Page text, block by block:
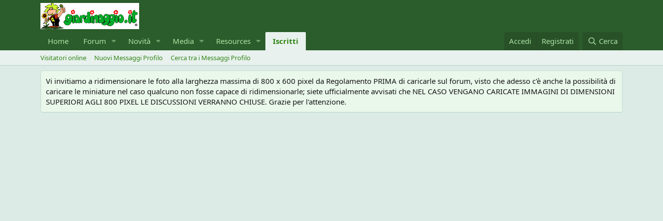
Home Forum Novità Media Resources Iscritti Accedi Registrati Cerca
Visitatori online Nuovi Messaggi Profilo Cerca tra i Messaggi Profilo
Vi invitiamo a ridimensionare le foto alla larghezza massima di 800 x 600 pixel da Regolamento PRIMA di caricarle sul forum, visto che adesso c'è anche la possibilità di
caricare le miniature nel caso qualcuno non fosse capace di ridimensionarle; siete ufficialmente avvisati che NEL CASO VENGANO CARICATE IMMAGINI DI DIMENSIONI
SUPERIORI AGLI 800 PIXEL LE DISCUSSIONI VERRANNO CHIUSE. Grazie per l'attenzione.